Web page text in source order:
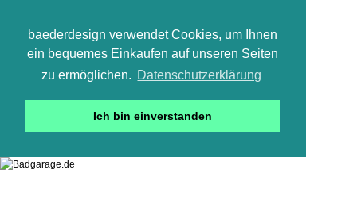
baederdesign verwendet Cookies, um Ihnen
ein bequemes Einkaufen auf unseren Seiten
zu ermöglichen. Datenschutzerklärung
Ich bin einverstanden